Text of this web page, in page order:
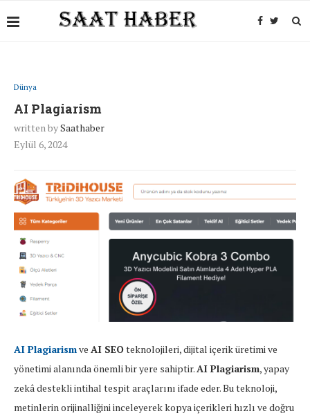
Dünya
AI Plagiarism
written bySaathaber
Eylül 6, 2024
AI Plagiarismve AI SEOteknolojileri, dijital içerik üretimi ve
yönetimi alanında önemli bir yere sahiptir. AI Plagiarism, yapay
zekâ destekli intihal tespit araçlarını ifade eder. Bu teknoloji,
metinlerin orijinalliğini inceleyerek kopya içerikleri hızlı ve doğru